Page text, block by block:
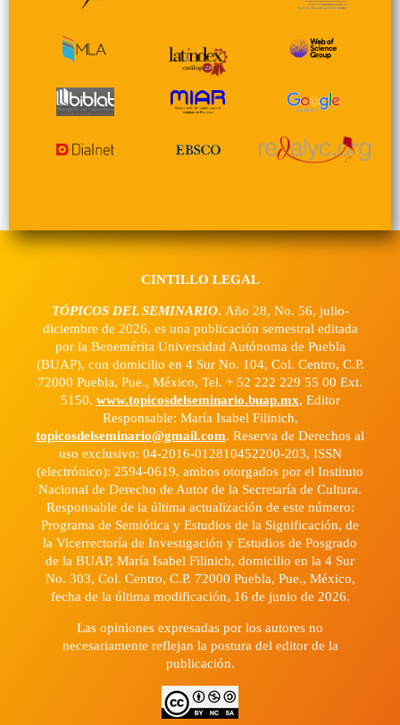
CINTILLO LEGAL
TÓPICOS DEL SEMINARIO. Año 28, No. 56, julio-
diciembre de 2026, es una publicación semestral editada
por la Benemérita Universidad Autónoma de Puebla
(BUAP), con domicilio en 4 Sur No. 104, Col. Centro, C.P.
72000 Puebla, Pue., México, Tel. + 52 222 229 55 00 Ext.
5150. www.topicosdelseminario.buap.mx, Editor
Responsable: María Isabel Filinich,
topicosdelseminario@gmail.com. Reserva de Derechos al
uso exclusivo: 04-2016-012810452200-203, ISSN
(electrónico): 2594-0619, ambos otorgados por el Instituto
Nacional de Derecho de Autor de la Secretaría de Cultura.
Responsable de la última actualización de este número:
Programa de Semiótica y Estudios de la Significación, de
la Vicerrectoría de Investigación y Estudios de Posgrado
de la BUAP, María Isabel Filinich, domicilio en la 4 Sur
No. 303, Col. Centro, C.P. 72000 Puebla, Pue., México,
fecha de la última modificación, 16 de junio de 2026.
Las opiniones expresadas por los autores no
necesariamente reflejan la postura del editor de la
publicación.